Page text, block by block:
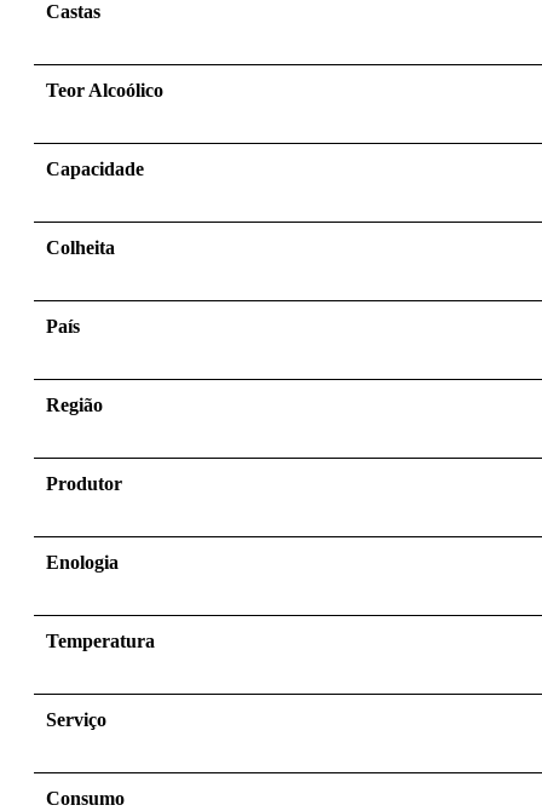
Castas
Teor Alcoólico
Capacidade
Colheita
País
Região
Produtor
Enologia
Temperatura
Serviço
Consumo